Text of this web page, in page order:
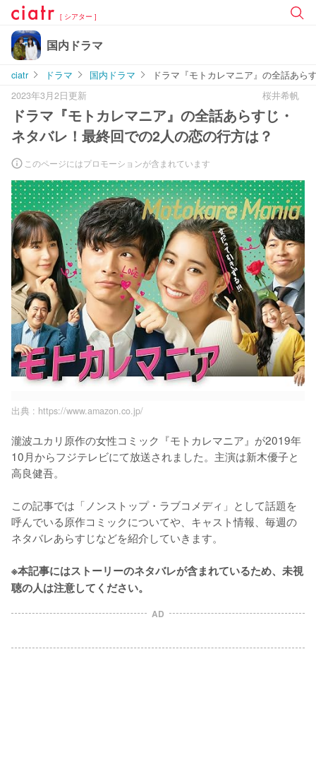
[ シアター ]
国内ドラマ
ciatr ドラマ 国内ドラマ
ドラマ『モトカレマニア』の全話あら
2023年3月2日更新
桜井希帆
ドラマ『モトカレマニア』の全話あらすじ・
ネタバレ！最終回での2人の恋の行方は？
このページにはプロモーションが含まれています
出典 : https://www.amazon.co.jp/
瀧波ユカリ原作の女性コミック『モトカレマニア』が2019年
10月からフジテレビにて放送されました。主演は新木優子と
高良健吾。
この記事では「ノンストップ・ラブコメディ」として話題を
呼んでいる原作コミックについてや、キャスト情報、毎週の
ネタバレあらすじなどを紹介していきます。
※本記事にはストーリーのネタバレが含まれているため、未視
聴の人は注意してください。
AD